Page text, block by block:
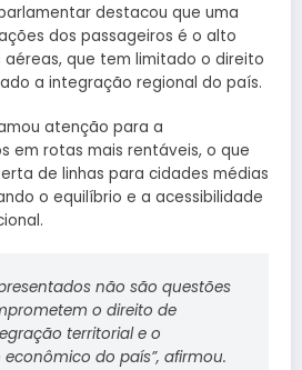
destacou que uma
dos passageiros é o alto
que tem limitado o direito
a integração regional do país.
atenção para a
em rotas mais rentáveis, o que
de linhas para cidades médias
o equilíbrio e a acessibilidade
não são questões
o direito de
territorial e o
do país”, afirmou.